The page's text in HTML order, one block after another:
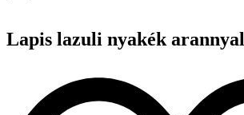
Lapis lazuli nyakék arannyal